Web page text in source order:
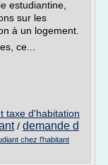
estudiantine,
sur les
à un logement.
ce...
taxe d'habitation
/ demande d
chez l'habitant